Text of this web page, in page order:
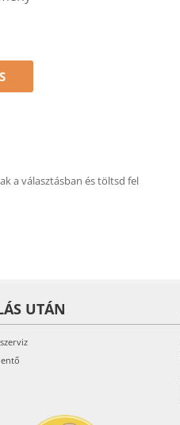
a választásban és töltsd fel
UTÁN